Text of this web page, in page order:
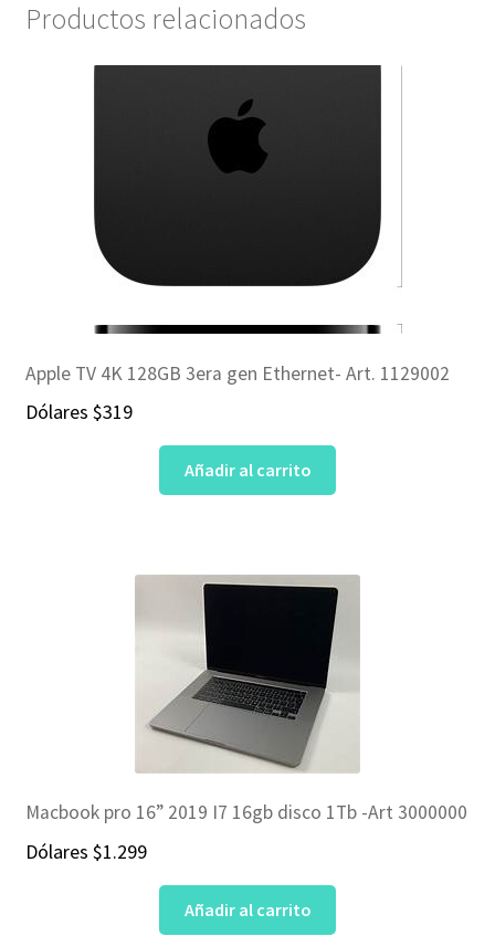
Productos relacionados
Apple TV 4K 128GB 3era gen Ethernet- Art. 1129002
Dólares $319
Añadir al carrito
Macbook pro 16” 2019 I7 16gb disco 1Tb -Art 3000000
Dólares $1.299
Añadir al carrito